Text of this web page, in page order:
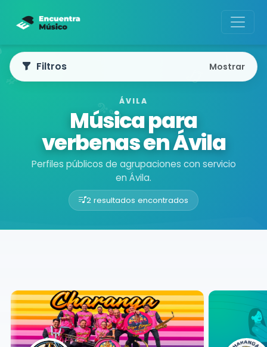
ÁVILA
Música para
verbenas en Ávila
Perfiles públicos de agrupaciones con servicio
en Ávila.
2 resultados encontrados
Buscador de músicos
Filtros Mostrar